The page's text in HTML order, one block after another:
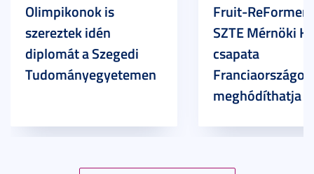
Olimpikonok is
szereztek idén
diplomát a Szegedi
Tudományegyetemen
Fruit-
SZTE Mérnöki
csapata
Franciaországot
meghódíthatja